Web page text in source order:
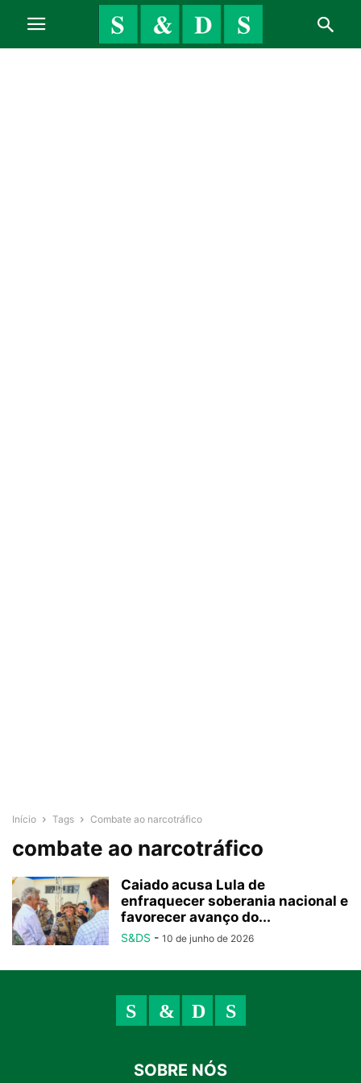
Início Tags Combate ao narcotráfico
combate ao narcotráfico
Caiado acusa Lula de
enfraquecer soberania nacional e
favorecer avanço do...
S&DS - 10 de junho de 2026
SOBRE NÓS